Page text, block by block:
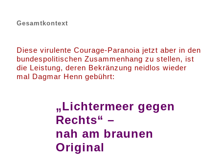
Gesamtkontext
Diese virulente Courage-Paranoia jetzt aber in den
bundespolitischen Zusammenhang zu stellen, ist
die Leistung, deren Bekränzung neidlos wieder
mal Dagmar Henn gebührt:
„Lichtermeer gegen
Rechts“ –
nah am braunen
Original